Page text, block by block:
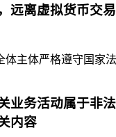
远离虚拟货币交
主体严格遵守国家
业务活动属于非
内容